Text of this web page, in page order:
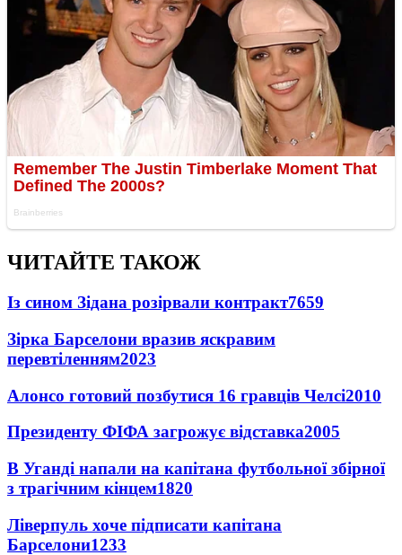
ЧИТАЙТЕ ТАКОЖ
Із сином Зідана розірвали контракт7659
Зірка Барселони вразив яскравим
перевтіленням2023
Алонсо готовий позбутися 16 гравців Челсі2010
Президенту ФІФА загрожує відставка2005
В Уганді напали на капітана футбольної збірної
з трагічним кінцем1820
Ліверпуль хоче підписати капітана
Барселони1233